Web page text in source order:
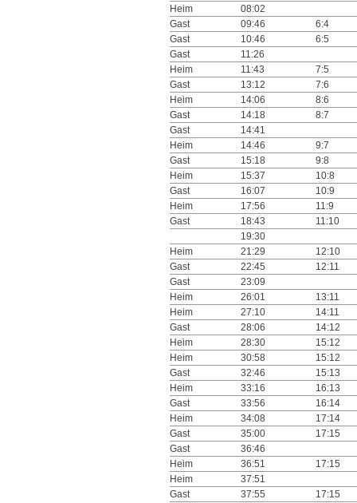
Heim
08:02
Gast
09:46
6:4
Gast
10:46
6:5
Gast
11:26
Heim
11:43
7:5
Gast
13:12
7:6
Heim
14:06
8:6
Gast
14:18
8:7
Gast
14:41
Heim
14:46
9:7
Gast
15:18
9:8
Heim
15:37
10:8
Gast
16:07
10:9
Heim
17:56
11:9
Gast
18:43
11:10
19:30
Heim
21:29
12:10
Gast
22:45
12:11
Gast
23:09
Heim
26:01
13:11
Heim
27:10
14:11
Gast
28:06
14:12
Heim
28:30
15:12
Heim
30:58
15:12
Gast
32:46
15:13
Heim
33:16
16:13
Gast
33:56
16:14
Heim
34:08
17:14
Gast
35:00
17:15
Gast
36:46
Heim
36:51
17:15
Heim
37:51
Gast
37:55
17:15